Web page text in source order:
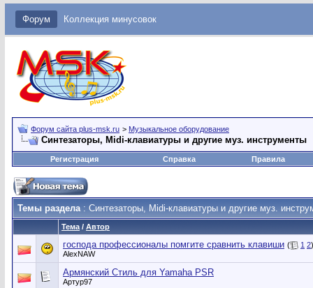
Форум Коллекция минусовок
Форум сайта plus-msk.ru > Музыкальное оборудование
Синтезаторы, Midi-клавиатуры и другие муз. инструменты
Регистрация Справка Правила
Темы раздела: Синтезаторы, Midi-клавиатуры и другие муз.
Тема / Автор
господа профессионалы помгите сравнить клавиши ( 1 2)
AlexNAW
Армянский Стиль для Yamaha PSR
Артур97